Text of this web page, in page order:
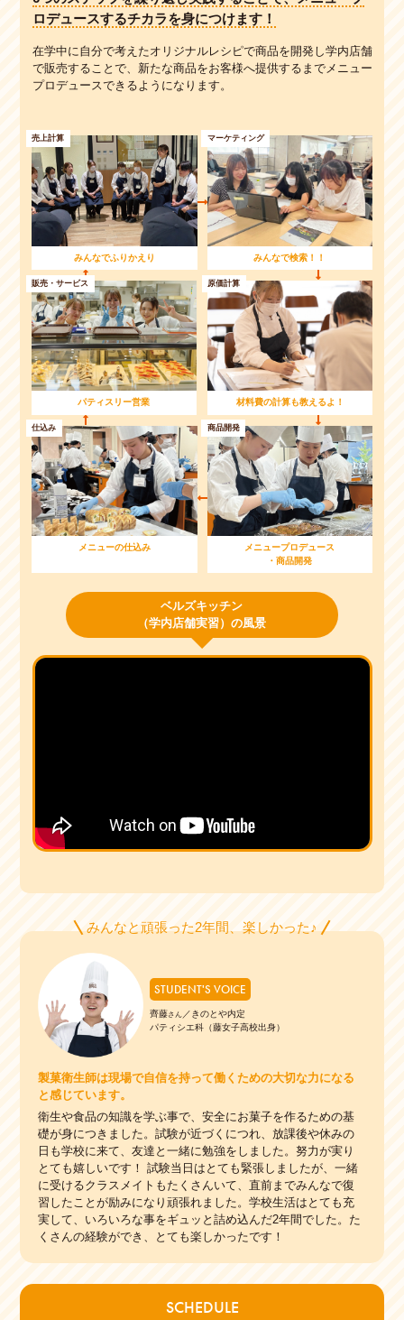
ロデュースするチカラを身につけます！
在学中に自分で考えたオリジナルレシピで商品を開発し学内店舗
で販売することで、 新たな商品をお客様へ提供するまでメニュー
プロデュースできるようになります。
売上計算
みんなでふりかえり
マーケティング
みんなで検索！！
販売・サービス
パティスリー営業
原価計算
材料費の計算も教えるよ！
仕込み
メニューの仕込み
商品開発
メニュープロデュース
・商品開発
ベルズキッチン
（学内店舗実習）の風景
みんなと頑張った2年間、楽しかった♪
STUDENT'S VOICE
齊藤さん ／きのとや内定
パティシエ科（藤女子高校出身）
製菓衛生師は現場で自信を持って働くための大切な力になる
と感じています。
衛生や食品の知識を学ぶ事で、安全にお菓子を作るための基
礎が身につきました。試験が近づくにつれ、放課後や休みの
日も学校に来て、友達と一緒に勉強をしました。努力が実り
とても嬉しいです！ 試験当日はとても緊張しましたが、一緒
に受けるクラスメイトもたくさんいて、直前までみんなで復
習したことが励みになり頑張れました。学校生活はとても充
実して、いろいろな事をギュッと詰め込んだ2年間でした。た
くさんの経験ができ、とても楽しかったです！
SCHEDULE